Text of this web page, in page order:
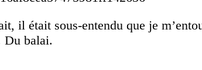
il était sous-entendu que je
Du balai.